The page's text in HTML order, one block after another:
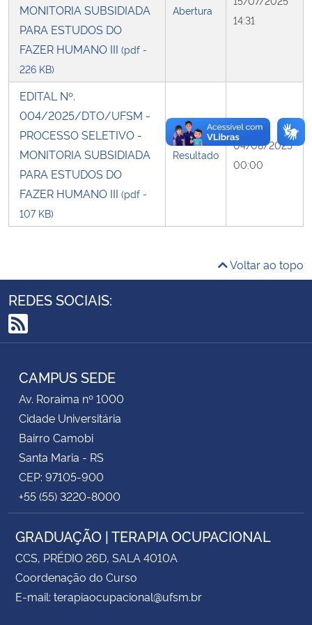
Secretaria-Geral
Secretaria de Governo
Advocacia-Geral da União
Banco Central do Brasil
Planalto
MONITORIA SUBSIDIADA
PARA ESTUDOS DO
FAZER HUMANO III (pdf -
226 KB)
Abertura
14:31
EDITAL Nº.
004/2025/DTO/UFSM -
PROCESSO SELETIVO -
MONITORIA SUBSIDIADA
PARA ESTUDOS DO
FAZER HUMANO III (pdf -
107 KB)
Resultado
04/08/2025
00:00
Voltar ao topo
REDES SOCIAIS:
RSS
CAMPUS SEDE
Av. Roraima nº 1000
Cidade Universitária
Bairro Camobi
Santa Maria - RS
CEP: 97105-900
+55 (55) 3220-8000
GRADUAÇÃO | TERAPIA OCUPACIONAL
CCS, PRÉDIO 26D, SALA 4010A
Coordenação do Curso
E-mail: terapiaocupacional@ufsm.br